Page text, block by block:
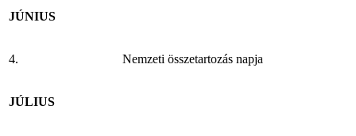
JÚNIUS
4. Nemzeti összetartozás napja
JÚLIUS